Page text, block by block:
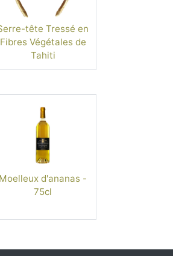
tête Tressé en
Fibres Végétales de
Tahiti
Moelleux d'ananas -
75cl